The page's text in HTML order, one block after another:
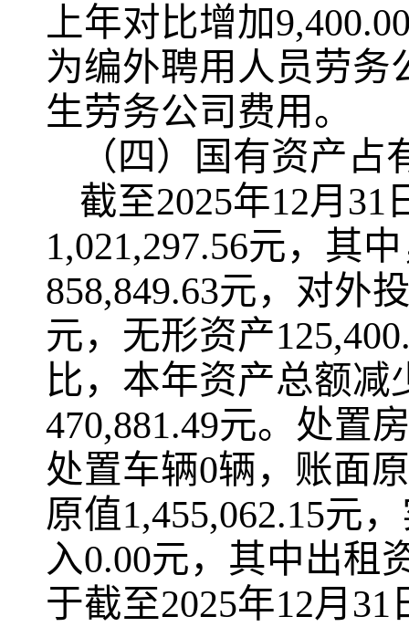
上年对比增加9,
为编外聘用人员劳务
生劳务公司费用。
（四）国有资产占
截至2025年12月
1,021,297.56元，其
858,849.63元，对外
元，无形资产
比，本年资产总额减
470,881.49元。处置
处置车辆0辆，账面
原值1,455,062.15元
入0.00元，其中出租
于截至2025年12月